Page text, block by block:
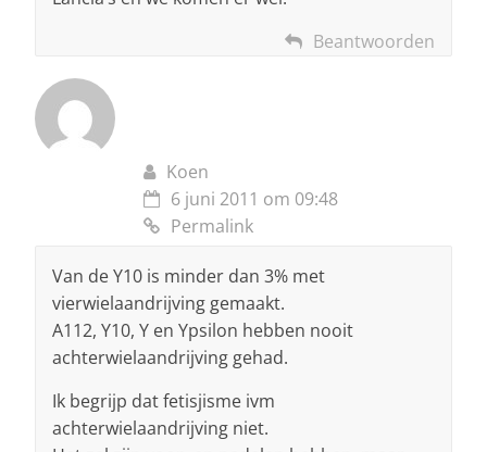
Beantwoorden
Koen
6 juni 2011 om 09:48
Permalink
Van de Y10 is minder dan 3% met
vierwielaandrijving gemaakt.
A112, Y10, Y en Ypsilon hebben nooit
achterwielaandrijving gehad.
Ik begrijp dat fetisjisme ivm
achterwielaandrijving niet.